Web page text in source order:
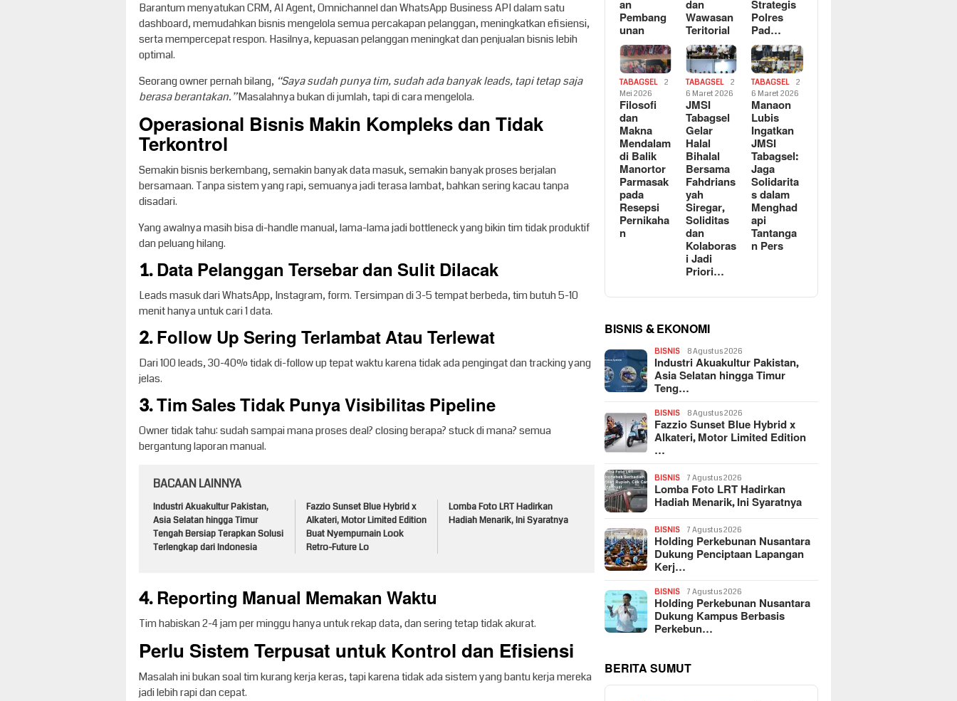
Barantum menyatukan CRM, AI Agent, Omnichannel dan WhatsApp Business API dalam satu
dashboard, memudahkan bisnis mengelola semua percakapan pelanggan, meningkatkan efisiensi,
serta mempercepat respon. Hasilnya, kepuasan pelanggan meningkat dan penjualan bisnis lebih
optimal.
Seorang owner pernah bilang, “Saya sudah punya tim, sudah ada banyak leads, tapi tetap saja
berasa berantakan.”Masalahnya bukan di jumlah, tapi di cara mengelola.
Operasional Bisnis Makin Kompleks dan Tidak
Terkontrol
Semakin bisnis berkembang, semakin banyak data masuk, semakin banyak proses berjalan
bersamaan. Tanpa sistem yang rapi, semuanya jadi terasa lambat, bahkan sering kacau tanpa
disadari.
Yang awalnya masih bisa di-handle manual, lama-lama jadi bottleneck yang bikin tim tidak produktif
dan peluang hilang.
1. Data Pelanggan Tersebar dan Sulit Dilacak
Leads masuk dari WhatsApp, Instagram, form. Tersimpan di 3-5 tempat berbeda, tim butuh 5-10
menit hanya untuk cari 1 data.
2. Follow Up Sering Terlambat Atau Terlewat
Dari 100 leads, 30-40% tidak di-follow up tepat waktu karena tidak ada pengingat dan tracking yang
jelas.
3. Tim Sales Tidak Punya Visibilitas Pipeline
Owner tidak tahu: sudah sampai mana proses deal? closing berapa? stuck di mana? semua
bergantung laporan manual.
BACAAN LAINNYA
Industri Akuakultur Pakistan,
Asia Selatan hingga Timur
Tengah Bersiap Terapkan Solusi
Terlengkap dari Indonesia
Fazzio Sunset Blue Hybrid x
Alkateri, Motor Limited Edition
Buat Nyempurnain Look
Retro-Future Lo
Lomba Foto LRT Hadirkan
Hadiah Menarik, Ini Syaratnya
4. Reporting Manual Memakan Waktu
Tim habiskan 2-4 jam per minggu hanya untuk rekap data, dan sering tetap tidak akurat.
Perlu Sistem Terpusat untuk Kontrol dan Efisiensi
Masalah ini bukan soal tim kurang kerja keras, tapi karena tidak ada sistem yang bantu kerja mereka
jadi lebih rapi dan cepat.
an
Pembang
unan
dan
Wawasan
Teritorial
Strategis
Polres
Pad…
TABAGSEL
2
Mei 2026
Filosofi
dan
Makna
Mendalam
di Balik
Manortor
Parmasak
pada
Resepsi
Pernikaha
n
TABAGSEL
2
6 Maret 2026
JMSI
Tabagsel
Gelar
Halal
Bihalal
Bersama
Fahdrians
yah
Siregar,
Soliditas
dan
Kolaboras
i Jadi
Priori…
TABAGSEL
2
6 Maret 2026
Manaon
Lubis
Ingatkan
JMSI
Tabagsel:
Jaga
Solidarita
s dalam
Menghad
api
Tantanga
n Pers
BISNIS & EKONOMI
BISNIS 8 Agustus 2026
Industri Akuakultur Pakistan,
Asia Selatan hingga Timur
Teng…
BISNIS 8 Agustus 2026
Fazzio Sunset Blue Hybrid x
Alkateri, Motor Limited Edition
…
BISNIS 7 Agustus 2026
Lomba Foto LRT Hadirkan
Hadiah Menarik, Ini Syaratnya
BISNIS 7 Agustus 2026
Holding Perkebunan Nusantara
Dukung Penciptaan Lapangan
Kerj…
BISNIS 7 Agustus 2026
Holding Perkebunan Nusantara
Dukung Kampus Berbasis
Perkebun…
BERITA SUMUT